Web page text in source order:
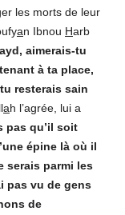
les morts de leur
an Ibnou Harb
aimerais-tu
à ta place,
resterais sain
ah l’agrée, lui a
pas qu’il soit
épine là où il
serais parmi les
pas vu de gens
de